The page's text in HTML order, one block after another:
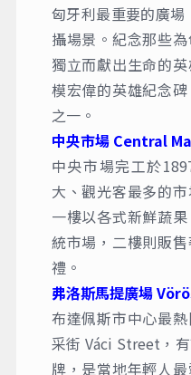
匈牙利最重要的廣場
攝場景。紀念那些
獨立而獻出生命的
模宏偉的英雄紀念
之一。
中央市場 Central
中央市場完工於
大、觀光客最多的
一樓以各式新鮮蔬
統市場，二樓則販
禮。
弗洛斯馬提廣場
布達佩斯市中心最
采街 Váci Street，
牌，是當地年輕人